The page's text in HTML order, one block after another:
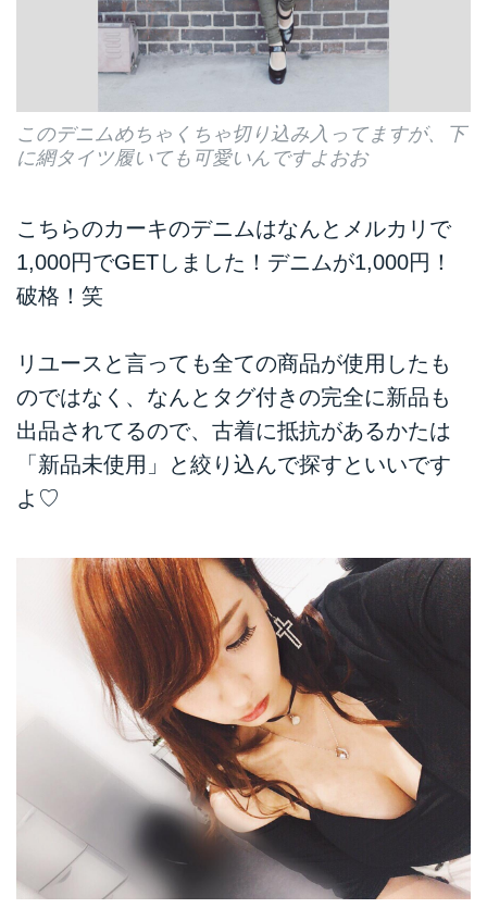
このデニムめちゃくちゃ切り込み入ってますが、下
に網タイツ履いても可愛いんですよおお
こちらのカーキのデニムはなんとメルカリで
1,000円でGETしました！デニムが1,000円！
破格！笑
リユースと言っても全ての商品が使用したも
のではなく、なんとタグ付きの完全に新品も
出品されてるので、古着に抵抗があるかたは
「新品未使用」と絞り込んで探すといいです
よ♡